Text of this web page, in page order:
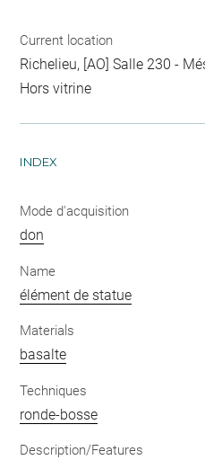
Current location
Richelieu, [AO] Salle 230 -
Hors vitrine
INDEX
Mode d'acquisition
don
Name
élément de statue
Materials
basalte
Techniques
ronde-bosse
Description/Features